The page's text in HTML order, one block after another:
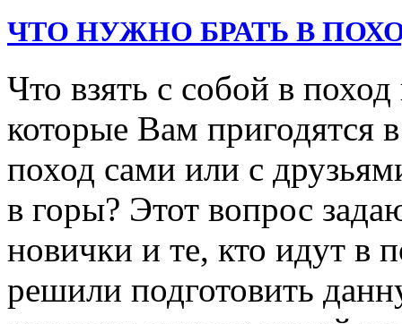
ЧТО НУЖНО БРАТЬ В
Что взять с собой в
которые Вам пригодятся
поход сами или с
в горы? Этот вопрос
новички и те, кто идут в
решили подготовить